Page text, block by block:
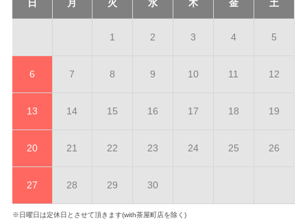
日 月 火 水 木 金 土
1 2 3 4 5
6 7 8 9 10 11 12
13 14 15 16 17 18 19
20 21 22 23 24 25 26
27 28 29 30
※日曜日は定休日とさせて頂きます(with茶屋町店を除く)